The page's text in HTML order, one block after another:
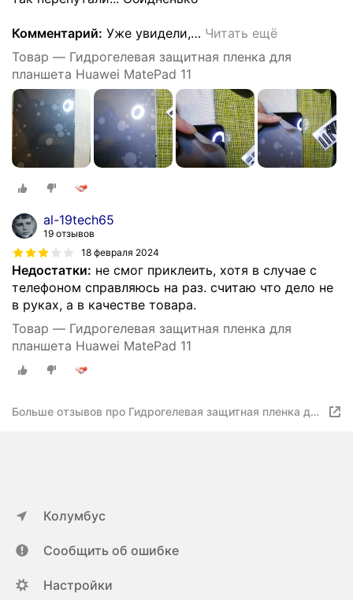
Комментарий: Уже увидели,… Читать ещё
Товар — Гидрогелевая защитная пленка для
планшета Huawei MatePad 11
al-19tech65
19 отзывов
18 февраля 2024
Недостатки: не смог приклеить, хотя в случае с
телефоном справляюсь на раз. считаю что дело не
в руках, а в качестве товара.
Товар — Гидрогелевая защитная пленка для
планшета Huawei MatePad 11
Больше отзывов про Гидрогелевая защитная пленка для
Колумбус
Сообщить об ошибке
Настройки